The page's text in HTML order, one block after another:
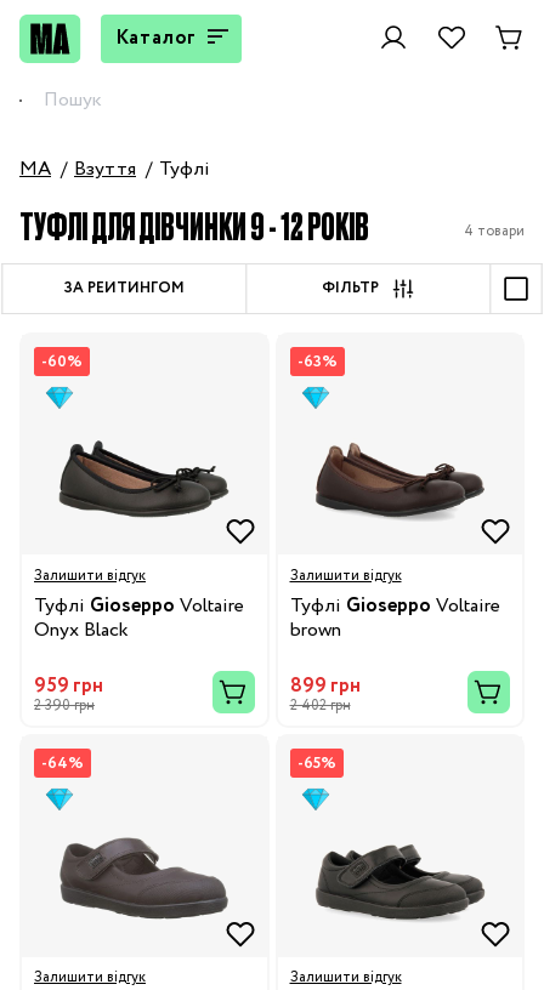
Каталог
MA Взуття Туфлі
ТУФЛІ ДЛЯ ДІВЧИНКИ 9 - 12 РОКІВ 4 товари
ЗА РЕЙТИНГОМ ФІЛЬТР
-60%
Залишити відгук
Туфлі Gioseppo Voltaire
Onyx Black
959 грн
2 390 грн
-63%
Залишити відгук
Туфлі Gioseppo Voltaire
brown
899 грн
2 402 грн
-64%
Залишити відгук
-65%
Залишити відгук